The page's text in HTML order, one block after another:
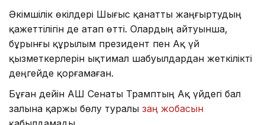
Әкімшілік өкілдері Шығыс қанатты жаңғыртудың
қажеттілігін де атап өтті. Олардың айтуынша,
бұрынғы құрылым президент пен Ақ үй
қызметкерлерін ықтимал шабуылдардан жеткілікті
деңгейде қорғамаған.
Бұған дейін АҚШ Сенаты Трамптың Ақ үйдегі бал
залына қаржы бөлу туралы заң жобасын